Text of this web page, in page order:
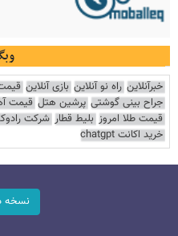
خبرآنلاین راه نو آنلاین بازی آنلاین
جراح بینی گوشتی پرشین هتل قیمت
قیمت طلا امروز بلیط قطار شرکت
خرید اکانت chatgpt
نسخه